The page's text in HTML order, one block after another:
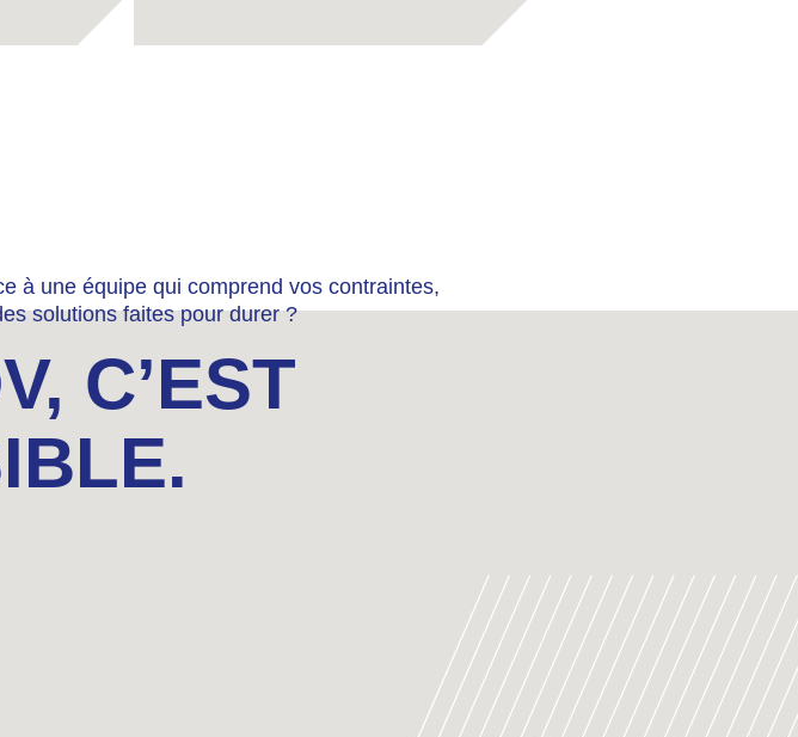
à une équipe qui comprend vos contraintes,
solutions faites pour durer ?
C’EST